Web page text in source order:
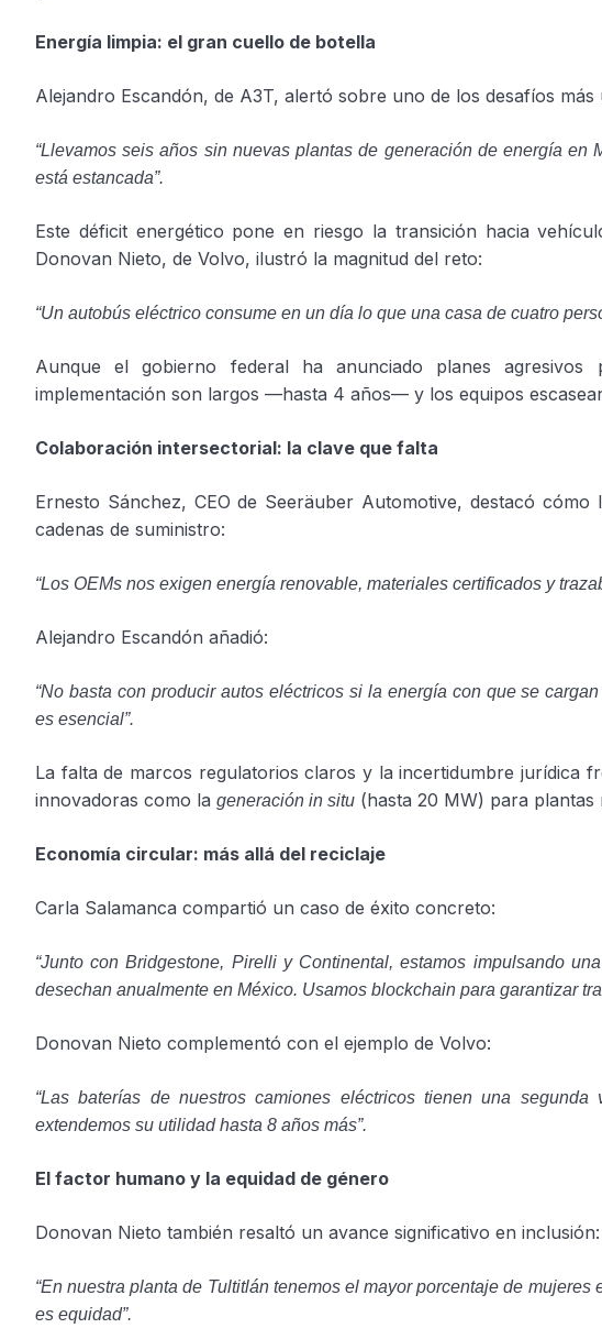
Energía limpia: el gran cuello de botella
Alejandro Escandón, de A3T, alertó sobre uno de los desafíos más
“Llevamos seis años sin nuevas plantas de generación de energía
está estancada”.
Este déficit energético pone en riesgo la transición hacia
Donovan Nieto, de Volvo, ilustró la magnitud del reto:
“Un autobús eléctrico consume en un día lo que una casa de cuatro
Aunque el gobierno federal ha anunciado planes
implementación son largos —hasta 4 años— y los equipos
Colaboración intersectorial: la clave que falta
Ernesto Sánchez, CEO de Seeräuber Automotive, destacó
cadenas de suministro:
“Los OEMs nos exigen energía renovable, materiales certificados y
Alejandro Escandón añadió:
“No basta con producir autos eléctricos si la energía con que se
es esencial”.
La falta de marcos regulatorios claros y la incertidumbre jurídica
innovadoras como la generación in situ (hasta 20 MW) para plantas
Economía circular: más allá del reciclaje
Carla Salamanca compartió un caso de éxito concreto:
“Junto con Bridgestone, Pirelli y Continental, estamos impulsando
desechan anualmente en México. Usamos blockchain para garantizar
Donovan Nieto complementó con el ejemplo de Volvo:
“Las baterías de nuestros camiones eléctricos tienen una
extendemos su utilidad hasta 8 años más”.
El factor humano y la equidad de género
Donovan Nieto también resaltó un avance significativo en inclusión:
“En nuestra planta de Tultitlán tenemos el mayor porcentaje de
es equidad”.